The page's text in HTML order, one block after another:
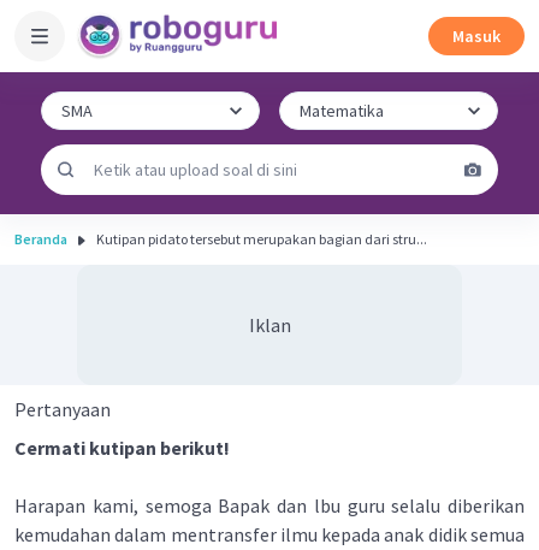
Masuk
Beranda Kutipan pidato tersebut merupakan bagian dari stru...
Iklan
Pertanyaan
Cermati kutipan berikut!
Harapan kami, semoga Bapak dan lbu guru selalu diberikan
kemudahan dalam mentransfer ilmu kepada anak didik semua